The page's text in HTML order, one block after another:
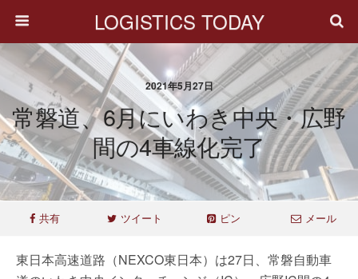
LOGISTICS TODAY
2021年5月27日
常磐道、6月にいわき中央・広野
間の4車線化完了
共有 ツイート ピン メール
東日本高速道路（NEXCO東日本）は27日、常磐自動車